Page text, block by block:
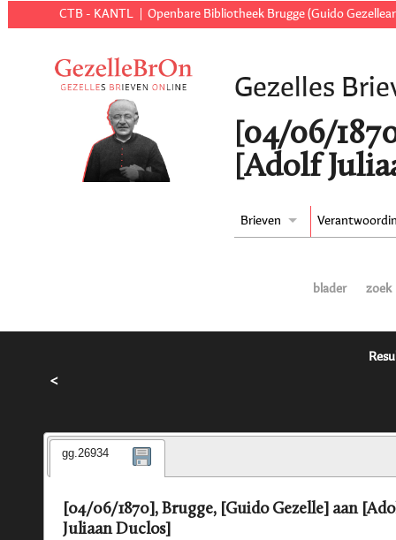
CTB - KANTL Openbare Bibliotheek Brugge (Guido
Gezelles
[04/06/
[Adolf
Brieven
blader zoek
<
gg.26934
[04/06/1870], Brugge, [Guido Gezelle] aan
Juliaan Duclos]